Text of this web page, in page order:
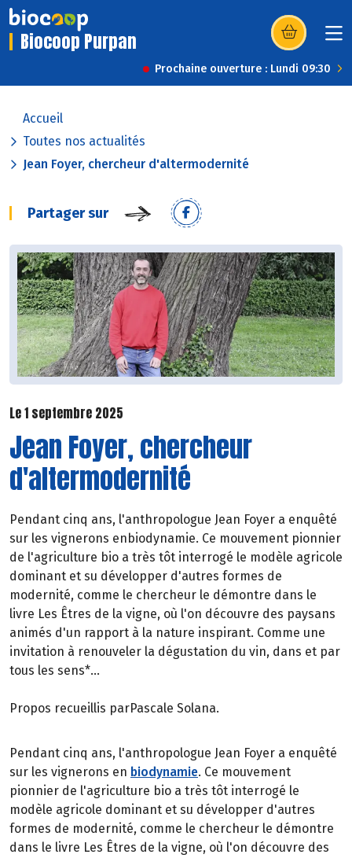
Biocoop Purpan (s’ouvre dans
Prochaine ouverture : Lundi 09:30
Accueil
Toutes nos actualités
Jean Foyer, chercheur d'altermodernité
Partager sur
Le 1 septembre 2025
Jean Foyer, chercheur
d'altermodernité
Pendant cinq ans, l'anthropologue Jean Foyer a enquêté
sur les vignerons enbiodynamie. Ce mouvement pionnier
de l'agriculture bio a très tôt interrogé le modèle agricole
dominant et su développer d'autres formes de
modernité, comme le chercheur le démontre dans le
livre Les Êtres de la vigne, où l'on découvre des paysans
animés d'un rapport à la nature inspirant. Comme une
invitation à renouveler la dégustation du vin, dans et par
tous les sens*...
Propos recueillis parPascale Solana.
Pendant cinq ans, l'anthropologue Jean Foyer a enquêté
sur les vignerons en biodynamie. Ce mouvement
pionnier de l'agriculture bio a très tôt interrogé le
modèle agricole dominant et su développer d'autres
formes de modernité, comme le chercheur le démontre
dans le livre Les Êtres de la vigne, où l'on découvre des